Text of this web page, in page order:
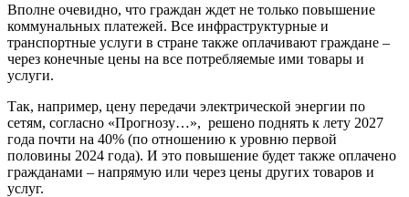
Вполне очевидно, что граждан ждет не только повышение
коммунальных платежей. Все инфраструктурные и
транспортные услуги в стране также оплачивают граждане –
через конечные цены на все потребляемые ими товары и
услуги.
Так, например, цену передачи электрической энергии по
сетям, согласно «Прогнозу…», решено поднять к лету 2027
года почти на 40% (по отношению к уровню первой
половины 2024 года). И это повышение будет также оплачено
гражданами – напрямую или через цены других товаров и
услуг.